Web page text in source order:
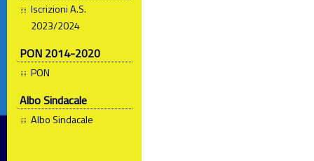
Iscrizioni A.S.
2023/2024
PON 2014-2020
PON
Albo Sindacale
Albo Sindacale